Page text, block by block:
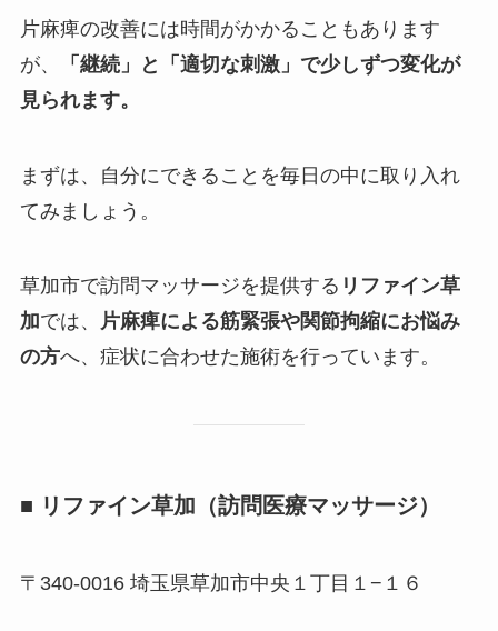
片麻痺の改善には時間がかかることもあります
が、
「継続」と「適切な刺激」で少しずつ変化が
見られます。
まずは、自分にできることを毎日の中に取り入れ
てみましょう。
草加市で訪問マッサージを提供する リファイン草
加では、
片麻痺による筋緊張や関節拘縮にお悩み
の方へ、症状に合わせた施術を行っています。
■ リファイン草加（訪問医療マッサージ）
〒340-0016 埼玉県草加市中央１丁目１−１６